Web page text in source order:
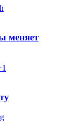
меняет
1